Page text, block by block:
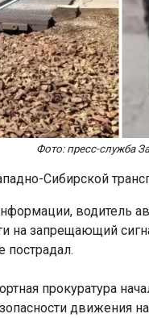
Фото: пресс-служба
Сибирской
водитель
на запрещающий
пострадал.
прокуратура
движения